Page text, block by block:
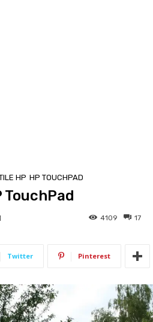
HP HP TOUCHPAD
TouchPad
17
4109
Twitter Pinterest